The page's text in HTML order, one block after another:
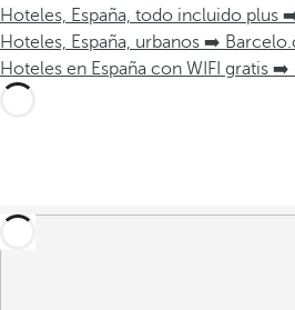
Hoteles, España, todo incluido plus
Hoteles, España, urbanos ➡️
Hoteles en España con WIFI gratis